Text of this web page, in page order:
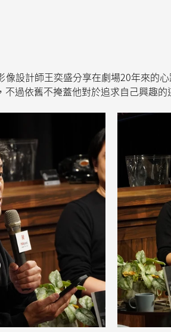
像設計師王奕盛分享在劇場20年來的
過依舊不掩蓋他對於追求自己興趣的